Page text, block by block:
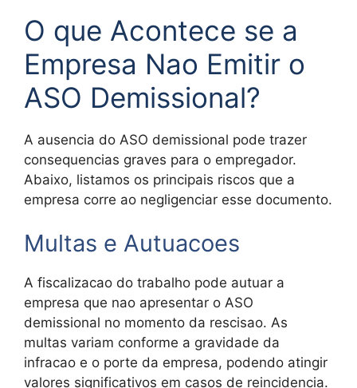
O que Acontece se a
Empresa Nao Emitir o
ASO Demissional?
A ausencia do ASO demissional pode trazer
consequencias graves para o empregador.
Abaixo, listamos os principais riscos que a
empresa corre ao negligenciar esse documento.
Multas e Autuacoes
A fiscalizacao do trabalho pode autuar a
empresa que nao apresentar o ASO
demissional no momento da rescisao. As
multas variam conforme a gravidade da
infracao e o porte da empresa, podendo atingir
valores significativos em casos de reincidencia.